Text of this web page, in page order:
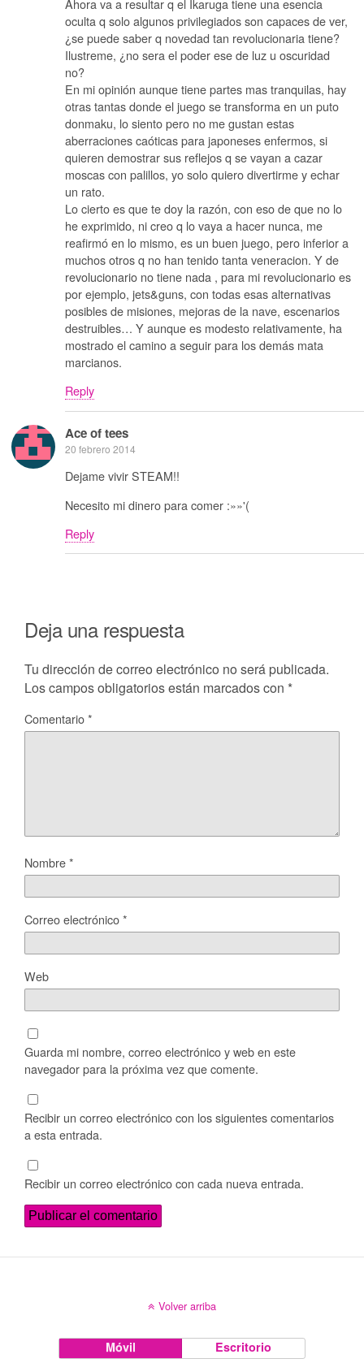
Ahora va a resultar q el Ikaruga tiene una esencia
oculta q solo algunos privilegiados son capaces de ver,
¿se puede saber q novedad tan revolucionaria tiene?
Ilustreme, ¿no sera el poder ese de luz u oscuridad
no?
En mi opinión aunque tiene partes mas tranquilas, hay
otras tantas donde el juego se transforma en un puto
donmaku, lo siento pero no me gustan estas
aberraciones caóticas para japoneses enfermos, si
quieren demostrar sus reflejos q se vayan a cazar
moscas con palillos, yo solo quiero divertirme y echar
un rato.
Lo cierto es que te doy la razón, con eso de que no lo
he exprimido, ni creo q lo vaya a hacer nunca, me
reafirmó en lo mismo, es un buen juego, pero inferior a
muchos otros q no han tenido tanta veneracion. Y de
revolucionario no tiene nada , para mi revolucionario es
por ejemplo, jets&guns, con todas esas alternativas
posibles de misiones, mejoras de la nave, escenarios
destruibles… Y aunque es modesto relativamente, ha
mostrado el camino a seguir para los demás mata
marcianos.
Reply
Ace of tees
20 febrero 2014
Dejame vivir STEAM!!
Necesito mi dinero para comer :»»'(
Reply
Deja una respuesta
Tu dirección de correo electrónico no será publicada.
Los campos obligatorios están marcados con *
Comentario*
Nombre*
Correo electrónico*
Web
Guarda mi nombre, correo electrónico y web en este
navegador para la próxima vez que comente.
Recibir un correo electrónico con los siguientes comentarios
a esta entrada.
Recibir un correo electrónico con cada nueva entrada.
Volver arriba
Móvil Escritorio